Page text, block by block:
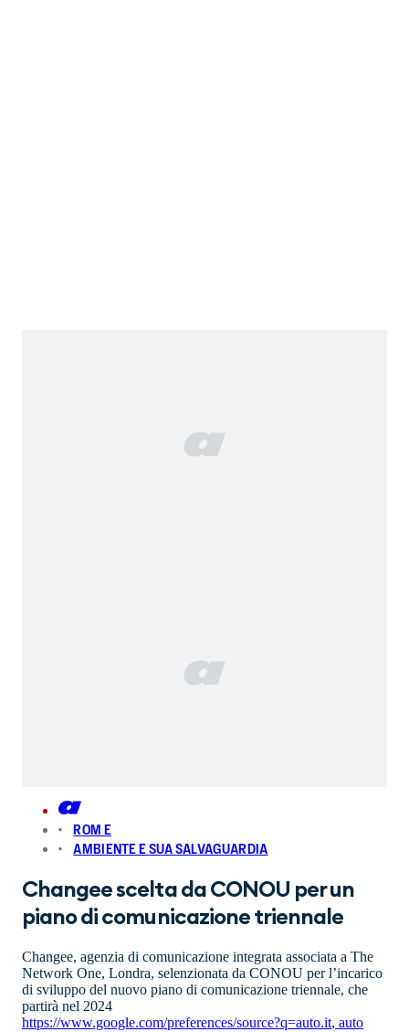
ROM E
AMBIENTE E SUA SALVAGUARDIA
Changee scelta da CONOU per un
piano di comunicazione triennale
Changee, agenzia di comunicazione integrata associata a The
Network One, Londra, selenzionata da CONOU per l’incarico
di sviluppo del nuovo piano di comunicazione triennale, che
partirà nel 2024
https://www.google.com/preferences/source?q=auto.it, auto